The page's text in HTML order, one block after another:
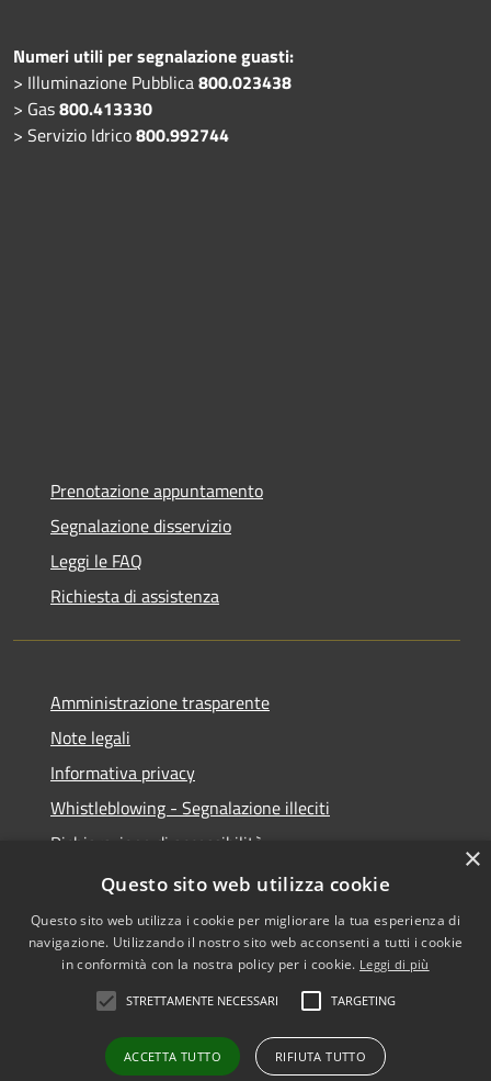
Numeri utili per segnalazione guasti:
> Illuminazione Pubblica800.023438
> Gas800.413330
> Servizio Idrico800.992744
Prenotazione appuntamento
Segnalazione disservizio
Leggi le FAQ
Richiesta di assistenza
Amministrazione trasparente
Note legali
Informativa privacy
Whistleblowing - Segnalazione illeciti
Dichiarazione di accessibilità
Obiettivi di acessibilità
Accessibilità
Copyright © 2026 • Comune di
Voghera • Powered by
Municipium•
redazione
×
Questo sito web utilizza cookie
Questo sito web utilizza i cookie per migliorare la tua esperienza di
navigazione. Utilizzando il nostro sito web acconsenti a tutti i cookie
in conformità con la nostra policy per i cookie. Leggi di più
STRETTAMENTE NECESSARI TARGETING
ACCETTA TUTTO RIFIUTA TUTTO